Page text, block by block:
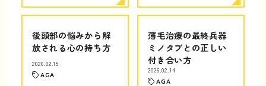
後頭部の悩みから解
放される心の持ち方
2026.02.15
AGA
薄毛治療の最終兵器
ミノタブとの正しい
付き合い方
2026.02.14
AGA